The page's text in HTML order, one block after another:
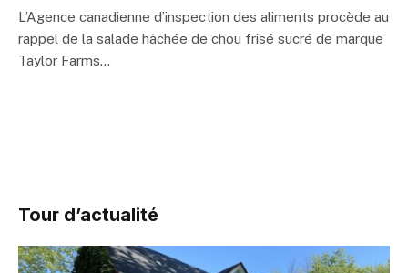
L’Agence canadienne d’inspection des aliments procède au
rappel de la salade hâchée de chou frisé sucré de marque
Taylor Farms…
Tour d’actualité